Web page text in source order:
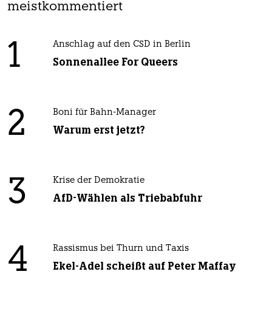
meistkommentiert
1 Anschlag auf den CSD in Berlin
Sonnenallee For Queers
2 Boni für Bahn-Manager
Warum erst jetzt?
3 Krise der Demokratie
AfD-Wählen als Triebabfuhr
4 Rassismus bei Thurn und Taxis
Ekel-Adel scheißt auf Peter Maffay